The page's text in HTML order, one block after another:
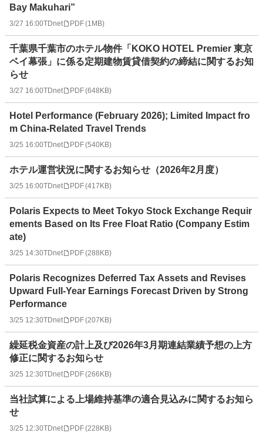
Bay Makuhari”
3/27 16:00TDnet PDF(1MB)
千葉県千葉市のホテル物件「KOKO HOTEL Premier 東京
ベイ幕張」に係る定期建物賃貸借契約の締結に関するお知
らせ
3/27 16:00TDnet PDF(648KB)
Hotel Performance (February 2026); Limited Impact fro
m China-Related Travel Trends
3/25 16:00TDnet PDF(540KB)
ホテル運営状況に関するお知らせ（2026年2月度）
3/25 16:00TDnet PDF(417KB)
Polaris Expects to Meet Tokyo Stock Exchange Requir
ements Based on Its Free Float Ratio (Company Estim
ate)
3/25 14:30TDnet PDF(288KB)
Polaris Recognizes Deferred Tax Assets and Revises
Upward Full-Year Earnings Forecast Driven by Strong
Performance
3/25 12:30TDnet PDF(207KB)
繰延税金資産の計上及び2026年3月期連結業績予想の上方
修正に関するお知らせ
3/25 12:30TDnet PDF(266KB)
当社試算による上場維持基準の適合見込みに関するお知ら
せ
3/25 12:30TDnet PDF(228KB)